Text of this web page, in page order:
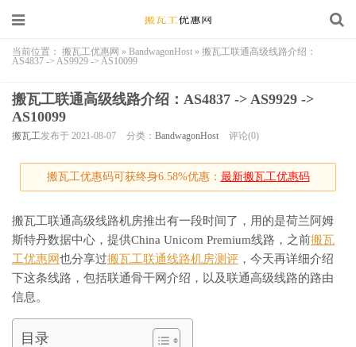
当前位置： 搬瓦工优惠网 » BandwagonHost » 搬瓦工联通高级线路介绍：
AS4837 -> AS9929 -> AS10099
搬瓦工联通高级线路介绍：AS4837 -> AS9929 ->
AS10099
搬瓦工发布于 2021-08-07 分类： BandwagonHost 评论(0)
搬瓦工优惠码可获终身6.58%优惠： 最新搬瓦工优惠码
搬瓦工联通高级线路机房推出有一段时间了，用的是荷兰阿姆
斯特丹数据中心，提供China Unicom Premium线路，之前搬瓦
工优惠网也分享过搬瓦工联通线路机房测评 ，今天再详细介绍
下这条线路，包括联通骨干网介绍，以及联通高级线路的路由
信息。
目录